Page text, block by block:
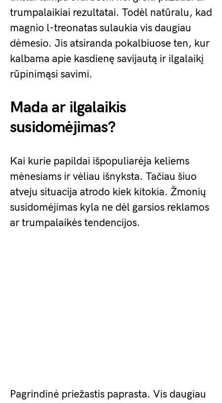
trumpalaikiai rezultatai. Todėl natūralu, kad
magnio l-treonatas sulaukia vis daugiau
dėmesio. Jis atsiranda pokalbiuose ten, kur
kalbama apie kasdienę savijautą ir ilgalaikį
rūpinimąsi savimi.
Mada ar ilgalaikis
susidomėjimas?
Kai kurie papildai išpopuliarėja keliems
mėnesiams ir vėliau išnyksta. Tačiau šiuo
atveju situacija atrodo kiek kitokia. Žmonių
susidomėjimas kyla ne dėl garsios reklamos
ar trumpalaikės tendencijos.
Pagrindinė priežastis paprasta. Vis daugiau